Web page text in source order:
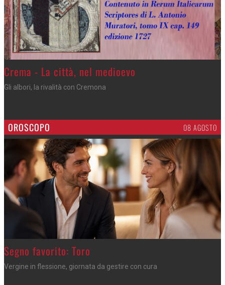
Crema - La città, nel medioevo
Gli albori, la rivalità con Cremona
OROSCOPO 08 AGOSTO
>
Segno favorito: Toro
Vergine in flessione, giornata da gestire con cura